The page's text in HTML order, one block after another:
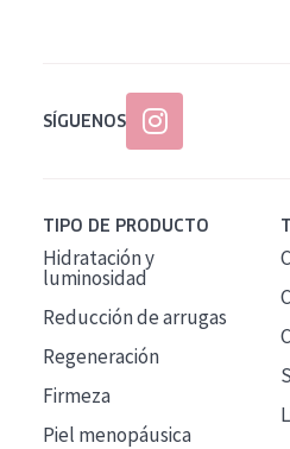
SÍGUENOS
TIPO DE PRODUCTO
Hidratación y
luminosidad
Reducción de arrugas
Regeneración
Firmeza
Piel menopáusica